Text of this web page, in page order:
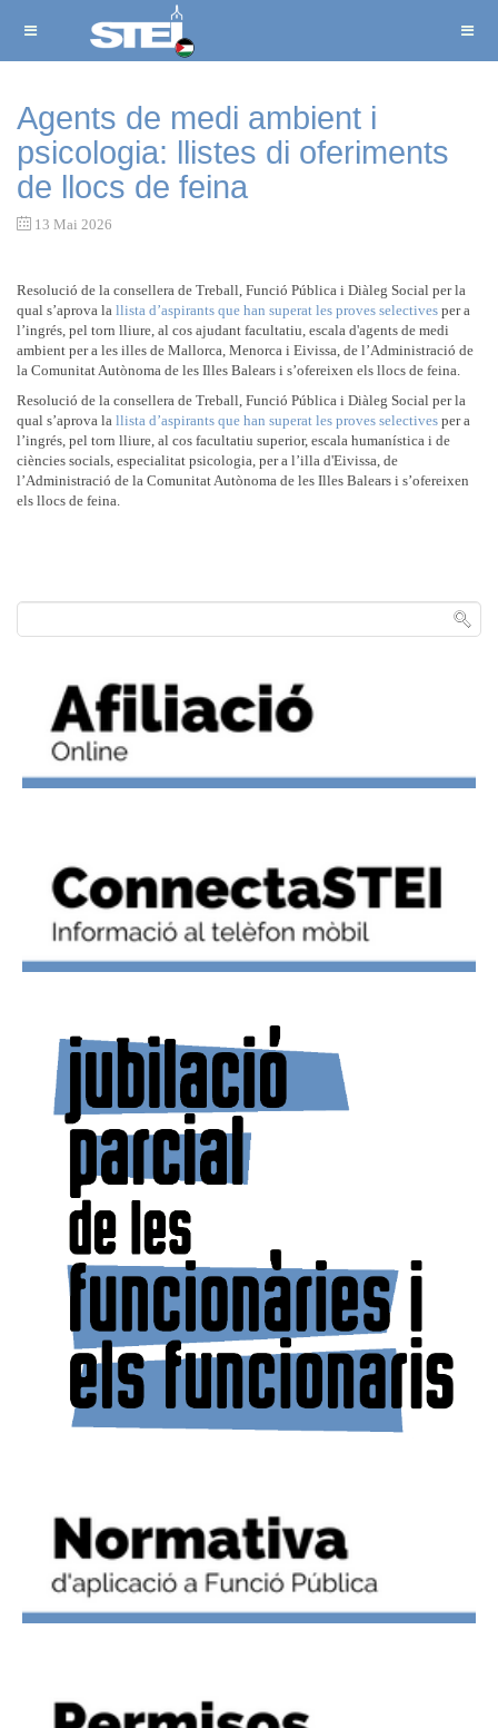
Agents de medi ambient i
psicologia: llistes di oferiments
de llocs de feina
13 Mai 2026
Resolució de la consellera de Treball, Funció Pública i Diàleg Social per la
qual s’aprova la llista d’aspirants que han superat les proves selectives per a
l’ingrés, pel torn lliure, al cos ajudant facultatiu, escala d'agents de medi
ambient per a les illes de Mallorca, Menorca i Eivissa, de l’Administració de
la Comunitat Autònoma de les Illes Balears i s’ofereixen els llocs de feina.
Resolució de la consellera de Treball, Funció Pública i Diàleg Social per la
qual s’aprova la llista d’aspirants que han superat les proves selectives per a
l’ingrés, pel torn lliure, al cos facultatiu superior, escala humanística i de
ciències socials, especialitat psicologia, per a l’illa d'Eivissa, de
l’Administració de la Comunitat Autònoma de les Illes Balears i s’ofereixen
els llocs de feina.